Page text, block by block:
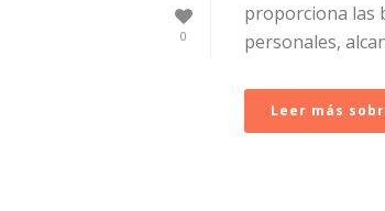
0
proporciona las
personales,
Leer más